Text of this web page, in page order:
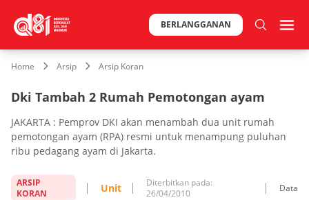
BERLANGGANAN
Home Arsip Arsip Koran
Dki Tambah 2 Rumah Pemotongan ayam
JAKARTA : Pemprov DKI akan menambah dua unit rumah
pemotongan ayam (RPA) resmi untuk menampung puluhan
ribu pedagang ayam di Jakarta.
ARSIP
KORAN
Unit
Diterbitkan pada:
26/04/2010
Data